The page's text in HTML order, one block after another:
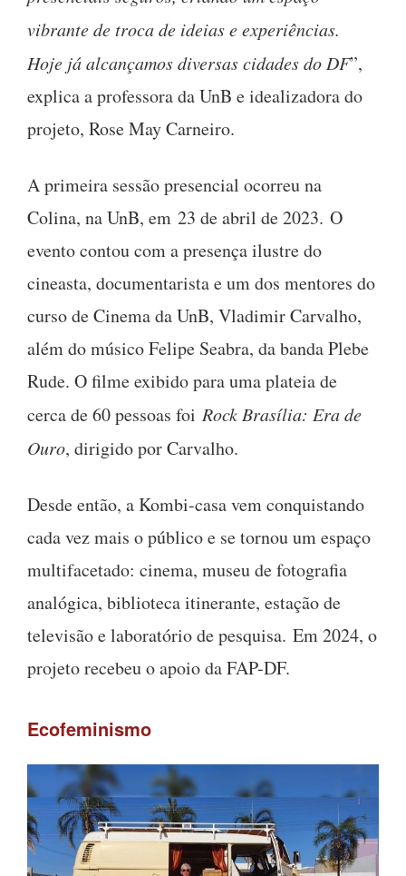
vibrante de troca de ideias e experiências.
Hoje já alcançamos diversas cidades do DF”,
explica a professora da UnB e idealizadora do
projeto, Rose May Carneiro.
A primeira sessão presencial ocorreu na
Colina, na UnB, em 23 de abril de 2023. O
evento contou com a presença ilustre do
cineasta, documentarista e um dos mentores do
curso de Cinema da UnB, Vladimir Carvalho,
além do músico Felipe Seabra, da banda Plebe
Rude. O filme exibido para uma plateia de
cerca de 60 pessoas foi Rock Brasília: Era de
Ouro, dirigido por Carvalho.
Desde então, a Kombi-casa vem conquistando
cada vez mais o público e se tornou um espaço
multifacetado: cinema, museu de fotografia
analógica, biblioteca itinerante, estação de
televisão e laboratório de pesquisa. Em 2024, o
projeto recebeu o apoio da FAP-DF.
Ecofeminismo